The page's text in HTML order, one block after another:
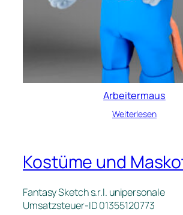
Arbeitermaus
Weiterlesen
Kostüme und
Fantasy Sketch s.r.l. unipersonale
Umsatzsteuer-ID 01355120773